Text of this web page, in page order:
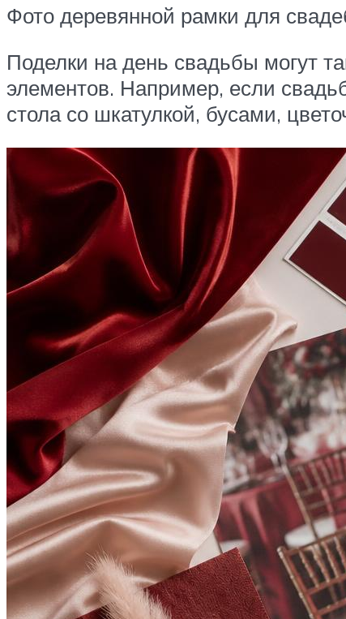
Фото деревянной рамки для
Поделки на день свадьбы могут
элементов. Например, если
стола со шкатулкой, бусами,